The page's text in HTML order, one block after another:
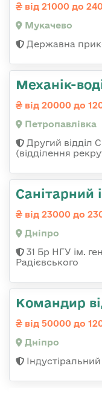
від 21000 до
Мукачево
Державна
Механік-
від 20000 до
Петропавлівка
Другий відділ
(відділення
Санітарний
від 23000 до
Дніпро
31 Бр НГУ ім.
Радієвського
Командир
від 50000 до
Дніпро